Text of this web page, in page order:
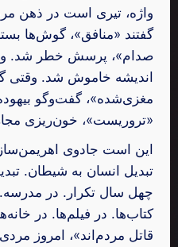
واژه، تیری است در ذهن
گفتند «منافق»، گوش‌ها
صدام»، پرسش خطر شد.
اندیشه خاموش شد. وقتی
مغزی‌شده»، گفت‌وگو
«تروریست»، خون‌ریزی
این است جادوی
تبدیل انسان به شیطان.
چهل سال تکرار. در
کتاب‌ها. در فیلم‌ها. در
قاتل مردم‌اند»، امروز